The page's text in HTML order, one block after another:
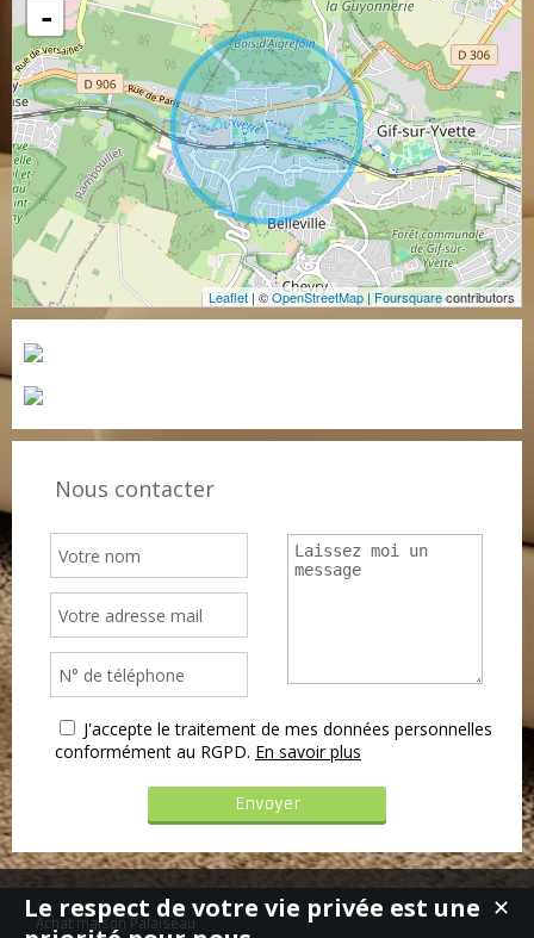
-
Leaflet | ©OpenStreetMap |Foursquarecontributors
Nous contacter
J'accepte le traitement de mes données personnelles
conformément au RGPD. En savoir plus
Achat maison Palaiseau
✕
Le respect de votre vie privée est une